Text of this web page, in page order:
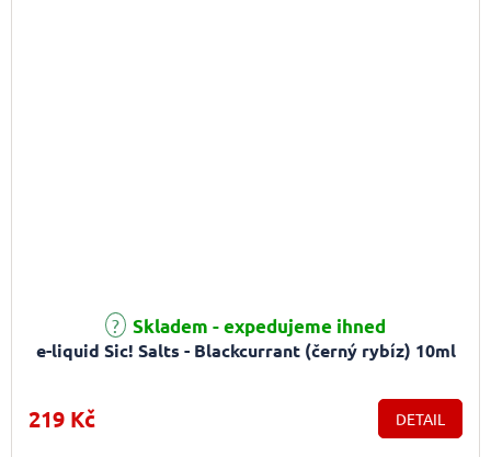
e-liquid Sic! Salts - Blackcurrant (černý rybíz) 10ml
Průměrné hodnocení produktu je 5,0 z 5 hvězdiček.
Skladem - expedujeme ihned
219 Kč DETAIL